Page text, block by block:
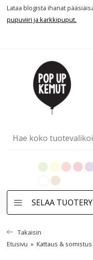
Lataa blogista ihanat
pupuviiri ja karkkipuput.
SELAA
Takaisin
Etusivu
Kattaus & somistus